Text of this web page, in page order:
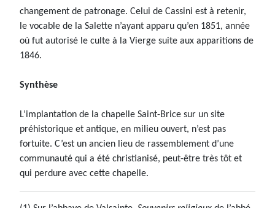
changement de patronage. Celui de Cassini est à retenir,
le vocable de la Salette n’ayant apparu qu’en 1851, année
où fut autorisé le culte à la Vierge suite aux apparitions de
1846.
Synthèse
L’implantation de la chapelle Saint-Brice sur un site
préhistorique et antique, en milieu ouvert, n’est pas
fortuite. C’est un ancien lieu de rassemblement d’une
communauté qui a été christianisé, peut-être très tôt et
qui perdure avec cette chapelle.